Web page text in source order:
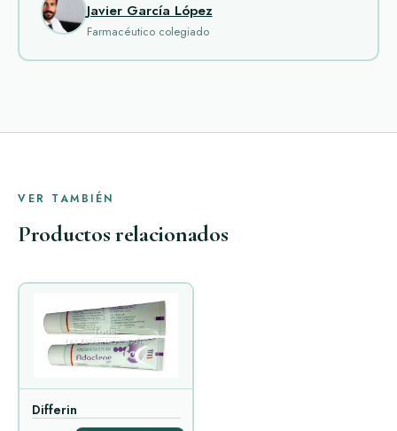
Javier García López
Farmacéutico colegiado
VER TAMBIÉN
Productos relacionados
Differin